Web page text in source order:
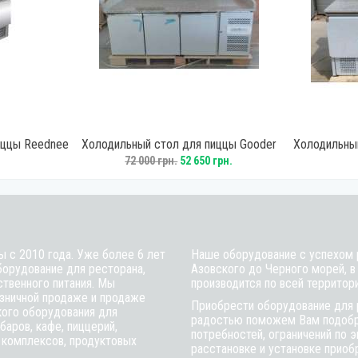
Reednee
Холодильный стол для пиццы Gooder
PZ3600TN
72 000 грн.52 650 грн.
с 2010 года. Уже более 6 лет
для ресторана,
питания. Мы
продаже и продаже
оборудования для
кафе, пиццерий,
продуктовых
Наше оборудование с успехом
Азовского до Черного морей,
производится по всей
Приобрести оборудование
радостью поможем Вам
потребностей, ограничений
расстановке и установке